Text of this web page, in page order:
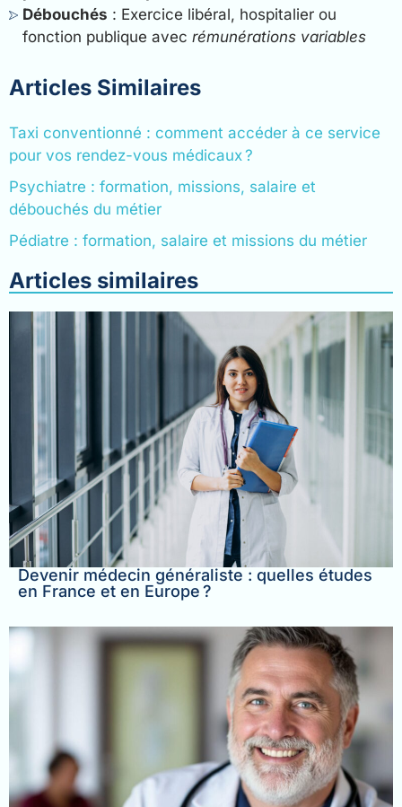
Débouchés : Exercice libéral, hospitalier ou
fonction publique avec rémunérations variables
Articles Similaires
Taxi conventionné : comment accéder à ce service
pour vos rendez-vous médicaux ?
Psychiatre : formation, missions, salaire et
débouchés du métier
Pédiatre : formation, salaire et missions du métier
Articles similaires
Devenir médecin généraliste : quelles études
en France et en Europe ?